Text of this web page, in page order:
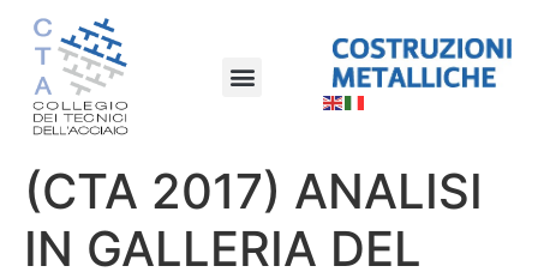
(CTA 2017) ANALISI
IN GALLERIA DEL